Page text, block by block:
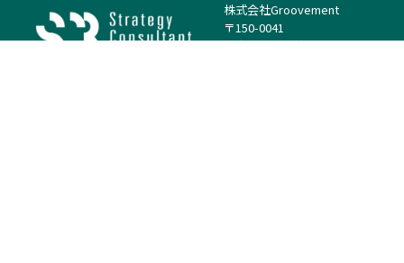
株式会社Groovement
〒150-0041
東京都渋谷区神南1丁目23−14